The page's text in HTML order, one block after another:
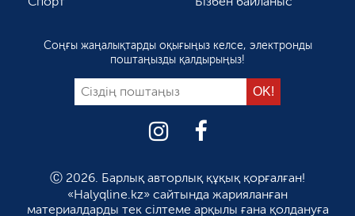
Соңғы жаңалықтарды оқығыңыз келсе, электронды
поштаңызды қалдырыңыз!
Ⓒ 2026. Барлық авторлық құқық қорғалған!
«Halyqline.kz» сайтында жарияланған
материалдарды тек сілтеме арқылы ғана қолдануға